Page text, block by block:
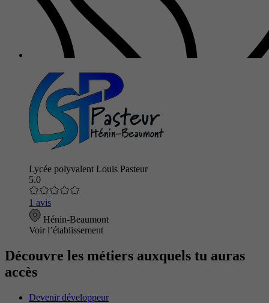
Lycée polyvalent Louis Pasteur
5.0
1 avis
Hénin-Beaumont
Voir l’établissement
Découvre les métiers auxquels tu auras
accès
Devenir développeur